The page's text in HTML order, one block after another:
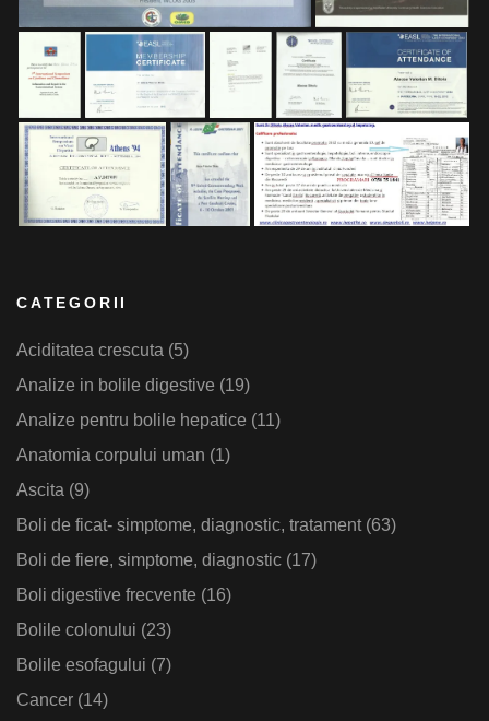
CATEGORII
Aciditatea crescuta (5)
Analize in bolile digestive (19)
Analize pentru bolile hepatice (11)
Anatomia corpului uman (1)
Ascita (9)
Boli de ficat- simptome, diagnostic, tratament(63)
Boli de fiere, simptome, diagnostic (17)
Boli digestive frecvente (16)
Bolile colonului (23)
Bolile esofagului (7)
Cancer (14)